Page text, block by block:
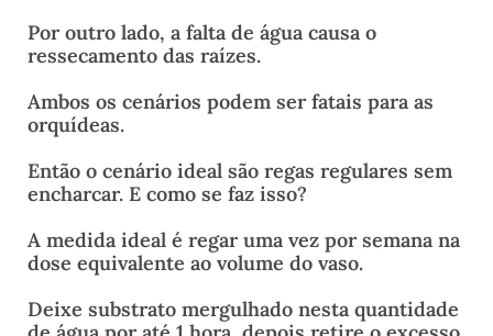
Por outro lado, a falta de água causa o
ressecamento das raízes.
Ambos os cenários podem ser fatais para as
orquídeas.
Então o cenário ideal são regas regulares sem
encharcar. E como se faz isso?
A medida ideal é regar uma vez por semana na
dose equivalente ao volume do vaso.
Deixe substrato mergulhado nesta quantidade